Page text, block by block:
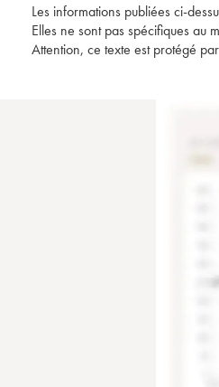
Les informations publiées ci-
Elles ne sont pas spécifiques au
Attention, ce texte est protégé